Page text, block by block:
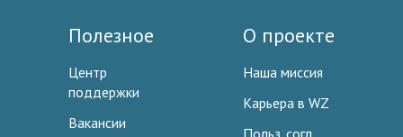
Полезное
Центр
поддержки
Вакансии
О проекте
Наша миссия
Карьера в WZ